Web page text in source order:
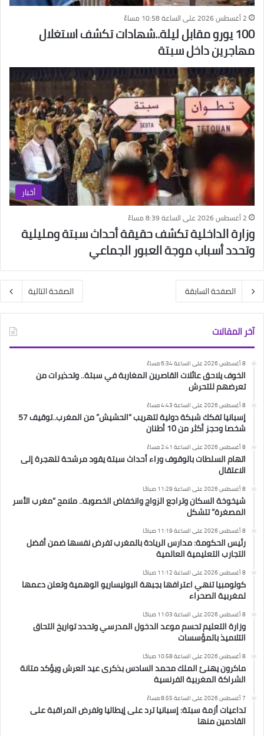
2 أغسطس 2026 على الساعة 10:58 مساءً
100 يورو مقابل ليلة..شهادات تكشف استغلال
مهاجرين داخل سبتة
أخبار
2 أغسطس 2026 على الساعة 8:39 مساءً
وزارة الداخلية تكشف حقيقة أحداث سبتة ومليلية
وتحدد أسباب موجة العبور الجماعي
الصفحة السابقة الصفحة التالية
آخر المقالات
8 أغسطس 2026 على الساعة 6:34 مساءً
الخوف يلاحق عائلات القاصرين المغاربة في سبتة.. وتحذيرات من
تعرضهم للتحرش
8 أغسطس 2026 على الساعة 4:43 مساءً
إسبانيا تفكك شبكة دولية لتهريب “الحشيش” من المغرب..توقيف 57
شخصا وحجز أكثر من 10 أطنان
8 أغسطس 2026 على الساعة 2:41 مساءً
اتهام السلطات بالوقوف وراء أحداث سبتة يقود مرشحة للهجرة إلى
الاعتقال
8 أغسطس 2026 على الساعة 11:29 صباحًا
شيخوخة السكان وتراجع الزواج وانخفاض الخصوبة.. ملامح “مغرب الأسر
المصغرة” تتشكل
8 أغسطس 2026 على الساعة 11:19 صباحًا
رئيس الحكومة: مدارس الريادة بالمغرب تفرض نفسها ضمن أفضل
التجارب التعليمية العالمية
8 أغسطس 2026 على الساعة 11:12 صباحًا
كولومبيا تنهي اعترافها بجبهة البوليساريو الوهمية وتعلن دعمها
لمغربية الصحراء
8 أغسطس 2026 على الساعة 11:03 صباحًا
وزارة التعليم تحسم موعد الدخول المدرسي وتحدد تواريخ التحاق
التلاميذ بالمؤسسات
8 أغسطس 2026 على الساعة 10:58 صباحًا
ماكرون يهنئ الملك محمد السادس بذكرى عيد العرش ويؤكد متانة
الشراكة المغربية الفرنسية
7 أغسطس 2026 على الساعة 8:55 مساءً
تداعيات أزمة سبتة: إسبانيا ترد على إيطاليا وتفرض المراقبة على
القادمين منها